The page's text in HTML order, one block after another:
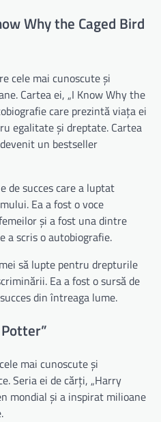
Why the Caged Bird
cele mai cunoscute și
Cartea ei, „I Know Why the
care prezintă viața ei
egalitate și dreptate. Cartea
un bestseller
de succes care a luptat
Ea a fost o voce
și a fost una dintre
a scris o autobiografie.
să lupte pentru drepturile
Ea a fost o sursă de
din întreaga lume.
mai cunoscute și
Seria ei de cărți, „Harry
mondial și a inspirat milioane